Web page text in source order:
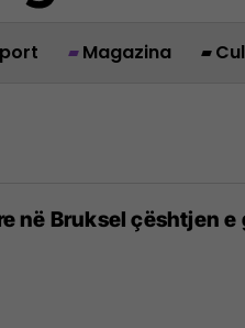
Magazina
në Bruksel çështjen e